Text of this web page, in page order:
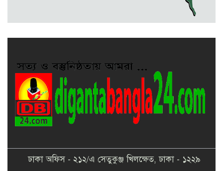
মেলান্দহে ব্র্যাকের স্বাস্থ্য ক্যাম্প পরিদর্শনে
ঢাকা অফিস - ২১২/এ সেতুকুঞ্জ খিলক্ষেত, ঢাকা - ১২২৯